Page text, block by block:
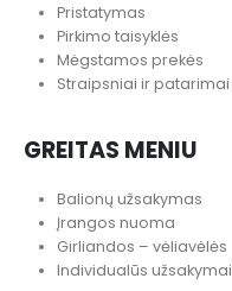
Pristatymas
Pirkimo taisyklės
Mėgstamos prekės
Straipsniai ir patarimai
GREITAS MENIU
Balionų užsakymas
Įrangos nuoma
Girliandos – vėliavėlės
Individualūs užsakymai